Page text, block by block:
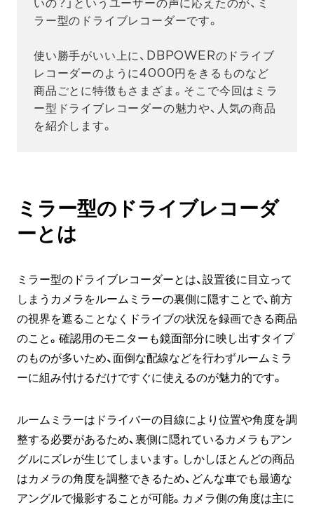
いの？」というユーザーの声に応えたのが、ミ
ラー型のドライブレコーダーです。
使い勝手がいい上に、DBPOWERのドライブ
レコーダーのように4000円をきるものなど
商品ごとに特徴もさまざま。そこで今回はミラ
ー型ドライブレコーダーの魅力や、人気の商品
を紹介します。
ミラー型のドライブレコーダ
ーとは
ミラー型のドライブレコーダーとは、設置後に目立って
しまうカメラをルームミラーの裏側に隠すことで、前方
の視界を遮ることなくドライブの状況を録画できる商品
のこと。確認用のモニターも鏡面部分に映し出すタイプ
のものが多いため、面倒な配線などを行わずルームミラ
ーに組み付けるだけですぐに使えるのが魅力的です。
ルームミラーはドライバーの目線により位置や角度を調
整する必要があるため、裏側に隠れているカメラもアン
グルにズレが生じてしまいます。しかしほとんどの商品
はカメラの角度を調整できるため、どんな車でも最適な
アングルで撮影することが可能。カメラ側の角度は主に